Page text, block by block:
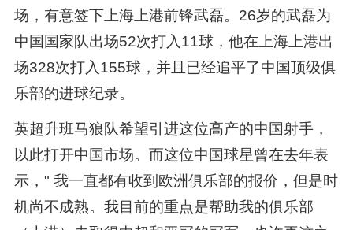
场，有意签下上海上港前锋武磊。26岁的武磊为
中国国家队出场52次打入11球，他在上海上港出
场328次打入155球，并且已经追平了中国顶级俱
乐部的进球纪录。
英超升班马狼队希望引进这位高产的中国射手，
以此打开中国市场。而这位中国球星曾在去年表
示，" 我一直都有收到欧洲俱乐部的报价，但是时
机尚不成熟。我目前的重点是帮助我的俱乐部